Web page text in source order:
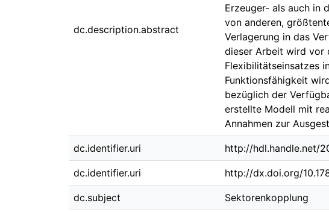
dc.description.abstract
Erzeuger- als auch in
von anderen,
Verlagerung in das
dieser Arbeit wird vor
Flexibilitätseinsatzes
Funktionsfähigkeit
bezüglich der
erstellte Modell mit
Annahmen zur
dc.identifier.uri http://hdl.handle.net/
dc.identifier.uri http://dx.doi.org/
dc.subject Sektorenkopplung